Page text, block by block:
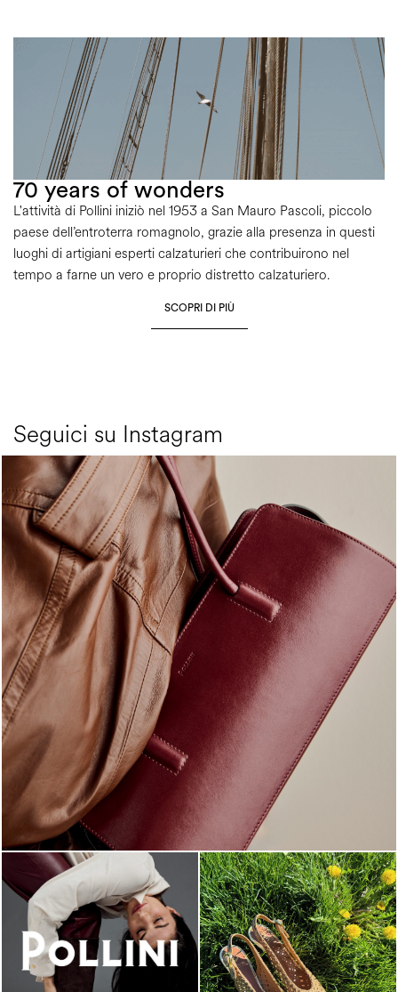
70 years of wonders
L'attività di Pollini iniziò nel 1953 a San Mauro Pascoli, piccolo
paese dell’entroterra romagnolo, grazie alla presenza in questi
luoghi di artigiani esperti calzaturieri che contribuirono nel
tempo a farne un vero e proprio distretto calzaturiero.
SCOPRI DI PIÙ
Seguici su Instagram
Classy, sassy, trendy - the new Pollini Lady Bag is ...